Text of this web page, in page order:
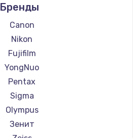
Kodak
Blackmagic
Бренды
Canon
Nikon
Fujifilm
YongNuo
Pentax
Sigma
Olympus
Зенит